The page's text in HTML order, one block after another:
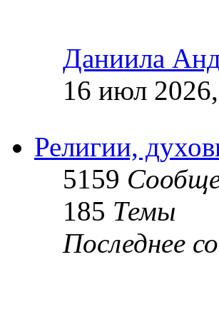
Даниила
16 июл
Религии,
5159
185 Темы
Последнее